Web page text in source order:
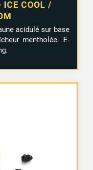
ICE COOL /
acidulé sur base
mentholée. E-